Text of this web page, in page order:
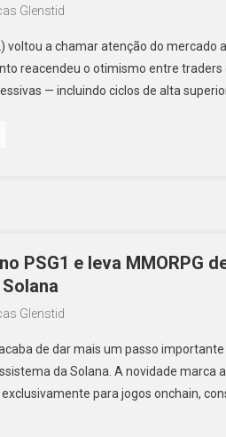
Glenstid
voltou a chamar atenção do
reacendeu o otimismo entre
— incluindo ciclos de alta
PSG1 e leva MMORPG
Glenstid
de dar mais um passo
da Solana. A novidade marca
para jogos onchain,